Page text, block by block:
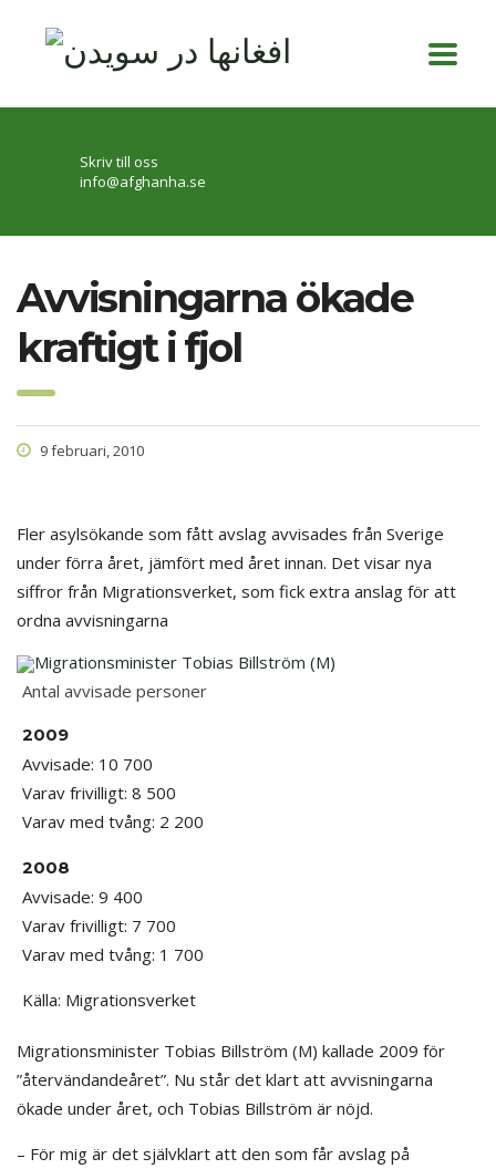
Skriv till oss
info@afghanha.se
Avvisningarna ökade
kraftigt i fjol
9 februari, 2010
Fler asylsökande som fått avslag avvisades från Sverige
under förra året, jämfört med året innan. Det visar nya
siffror från Migrationsverket, som fick extra anslag för att
ordna avvisningarna
Migrationsminister Tobias Billström (M)
Antal avvisade personer
2009
Avvisade: 10 700
Varav frivilligt: 8 500
Varav med tvång: 2 200
2008
Avvisade: 9 400
Varav frivilligt: 7 700
Varav med tvång: 1 700
Källa: Migrationsverket
Migrationsminister Tobias Billström (M) kallade 2009 för
”återvändandeåret”. Nu står det klart att avvisningarna
ökade under året, och Tobias Billström är nöjd.
– För mig är det självklart att den som får avslag på